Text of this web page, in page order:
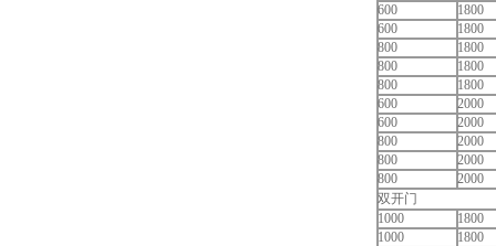
600
1800
600
1800
800
1800
800
1800
800
1800
600
2000
600
2000
800
2000
800
2000
800
2000
双开门
1000
1800
1000
1800